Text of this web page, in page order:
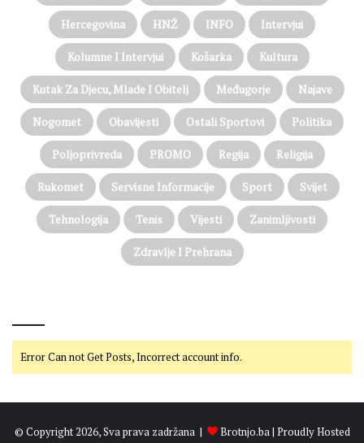
Hercegovina HNŽ INFO Intervjui
Kolumne I Intervjui Košarka Kultura
Kutak Za Djecu, Mlade I Obitelj Međugorje Najave
Nogomet Obavijesti Ostali Sportovi Politika
Poljoprivreda PROMO Regija Religija
Rukomet Servisne Informacije Sport Svijet
Tehnologija Tenis Vijesti Zanimljivosti
Zdravlje I Prehrana
Error Can not Get Posts, Incorrect account info.
© Copyright 2026, Sva prava zadržana | Brotnjo.ba| Proudly Hosted